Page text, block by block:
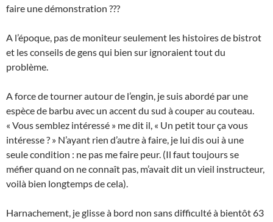
faire une démonstration ???
A l’époque, pas de moniteur seulement les histoires de bistrot
et les conseils de gens qui bien sur ignoraient tout du
problème.
A force de tourner autour de l’engin, je suis abordé par une
espèce de barbu avec un accent du sud à couper au couteau.
« Vous semblez intéressé » me dit il, « Un petit tour ça vous
intéresse ? » N’ayant rien d’autre à faire, je lui dis oui à une
seule condition : ne pas me faire peur. (Il faut toujours se
méfier quand on ne connaît pas, m’avait dit un vieil instructeur,
voilà bien longtemps de cela).
Harnachement, je glisse à bord non sans difficulté à bientôt 63